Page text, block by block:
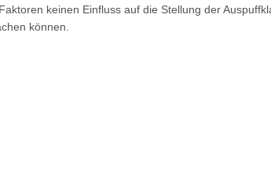
keinen Einfluss auf die Stellung der
können.